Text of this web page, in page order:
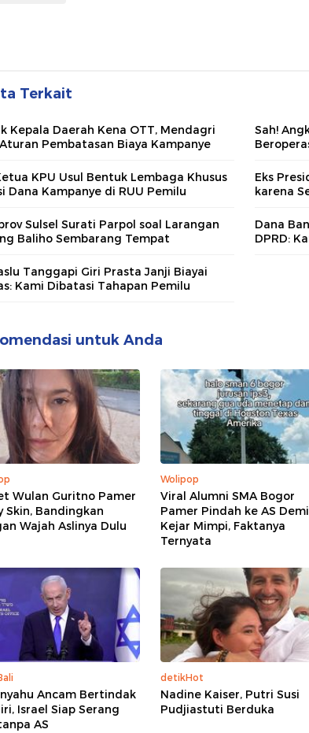
Terkait
Kepala Daerah Kena OTT, Mendagri
Pembatasan Biaya Kampanye
Sah!
KPU Usul Bentuk Lembaga Khusus
Dana Kampanye di RUU Pemilu
Eks
karena
Sulsel Surati Parpol soal Larangan
Baliho Sembarang Tempat
Dana
DPRD:
Tanggapi Giri Prasta Janji Biayai
Kami Dibatasi Tahapan Pemilu
untuk Anda
Wulan Guritno Pamer
Skin, Bandingkan
Wajah Aslinya Dulu
Wolipop
Viral Alumni SMA Bogor
Pamer Pindah ke AS Demi
Kejar Mimpi, Faktanya
Ternyata
Ancam Bertindak
Israel Siap Serang
AS
detikHot
Nadine Kaiser, Putri Susi
Pudjiastuti Berduka